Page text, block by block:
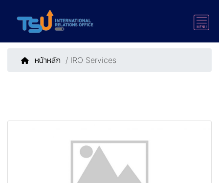
หน้าหลัก / IRO Services